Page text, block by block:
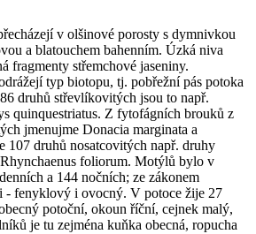
v olšinové porosty s dymnivkou
a blatouchem bahenním. Úzká niva
fragmenty střemchové jaseniny.
typ biotopu, tj. pobřežní pás potoka
druhů střevlíkovitých jsou to např.
quinquestriatus. Z fytofágních brouků z
jmenujme Donacia marginata a
107 druhů nosatcovitých např. druhy
foliorum. Motýlů bylo v
a 144 nočních; ze zákonem
- fenyklový i ovocný. V potoce žije 27
potoční, okoun říční, cejnek malý,
je tu zejména kuňka obecná, ropucha